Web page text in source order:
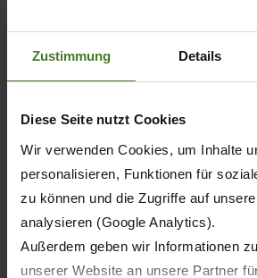
Zustimmung Details
Diese Seite nutzt Cookies
Wir verwenden Cookies, um Inhalte
personalisieren, Funktionen für
zu können und die Zugriffe auf
analysieren (Google Analytics).
Außerdem geben wir Informationen
unserer Website an unsere Partner
Mitarbeiterbindung", so
Personalleiter Klaus Reinhardt
Rezertifizierung ist ein
unsere Ausbildung. Die
Verbesserungsvorschläge
spiegelt sich auch in der Analyse
Bewertungen wider. Ebenfalls
die Selbstreflexion unserer
der ersten Zertifizierung